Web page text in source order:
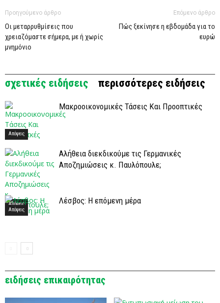
Προηγούμενο άρθρο
Οι μεταρρυθμίσεις που
χρειαζόμαστε σήμερα, με ή χωρίς
μνημόνιο
Επόμενο άρθρο
Πώς ξεκίνησε η εβδομάδα για το
ευρώ
σχετικές ειδήσεις περισσότερες ειδήσεις
Απόψεις
Μακροοικονομικές Τάσεις Και Προοπτικές
Απόψεις
Αλήθεια διεκδικούμε τις Γερμανικές
Αποζημιώσεις κ. Παυλόπουλε;
Απόψεις
Λέσβος: Η επόμενη μέρα
ειδήσεις επικαιρότητας